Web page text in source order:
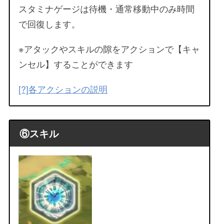
スタミナゲージは待機・通常移動中のみ時間
で回復します。
※アタックやスキルの隙をアクションで【キャ
ンセル】することができます
[?]各アクションの説明
⑥スキル